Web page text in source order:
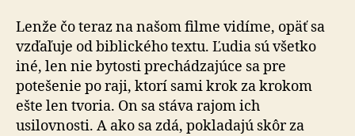
Lenže čo teraz na našom filme vidíme, opäť sa
vzďaľuje od biblického textu. Ľudia sú všetko
iné, len nie bytosti prechádzajúce sa pre
potešenie po raji, ktorí sami krok za krokom
ešte len tvoria. On sa stáva rajom ich
usilovnosti. A ako sa zdá, pokladajú skôr za